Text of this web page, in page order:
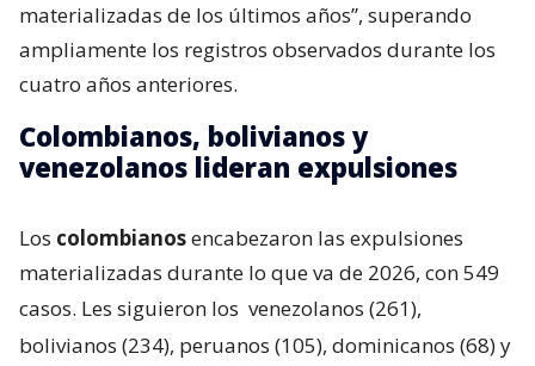
materializadas de los últimos años”, superando
ampliamente los registros observados durante los
cuatro años anteriores.
Colombianos, bolivianos y
venezolanos lideran expulsiones
Los colombianosencabezaron las expulsiones
materializadas durante lo que va de 2026, con 549
casos. Les siguieron los venezolanos (261),
bolivianos (234), peruanos (105), dominicanos (68) y